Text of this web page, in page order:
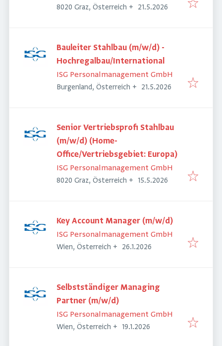
8020 Graz, Österreich + Veröffentlicht
21.5.2026
Bauleiter Stahlbau (m/w/d) -
Hochregalbau/International
ISG Personalmanagement GmbH
Burgenland, Österreich + Veröffentlicht
21.5.2026
Senior Vertriebsprofi Stahlbau
(m/w/d) (Home-
Office/Vertriebsgebiet: Europa)
ISG Personalmanagement GmbH
8020 Graz, Österreich + Veröffentlicht
15.5.2026
Key Account Manager (m/w/d)
ISG Personalmanagement GmbH
Wien, Österreich + Veröffentlicht
26.1.2026
Selbstständiger Managing
Partner (m/w/d)
ISG Personalmanagement GmbH
Wien, Österreich + Veröffentlicht
19.1.2026